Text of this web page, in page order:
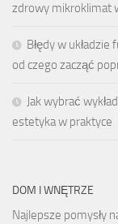
zdrowy mikroklimat
Błędy w
od czego zacząć
Jak wybrać
estetyka w praktyce
DOM I WNĘTRZE
Najlepsze pomysły